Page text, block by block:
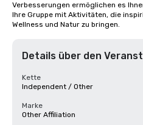
Verbesserungen ermöglichen es
Ihre Gruppe mit Aktivitäten, die
Wellness und Natur zu bringen.
Details über den
Kette
Independent / Other
Marke
Other Affiliation